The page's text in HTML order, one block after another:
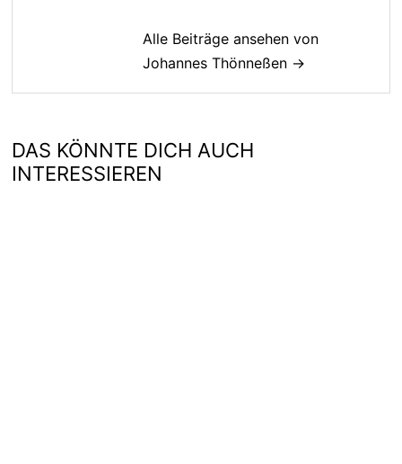
Alle Beiträge ansehen von
Johannes Thönneßen →
DAS KÖNNTE DICH AUCH
INTERESSIEREN